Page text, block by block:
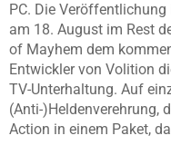
PC. Die
am 18. August im Rest
of Mayhem dem
Entwickler von Volition
TV-Unterhaltung. Auf
(Anti-)Heldenverehrung,
Action in einem Paket,